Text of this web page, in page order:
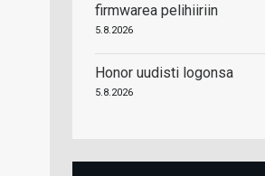
firmwarea pelihiiriin
5.8.2026
Honor uudisti logonsa
5.8.2026